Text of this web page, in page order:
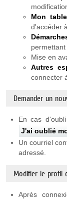
Mon
d'accéder
Mise en
Autres
connecter
Demander un
En cas
J'ai oublié
Un courriel
adressé.
Modifier le profil
Après